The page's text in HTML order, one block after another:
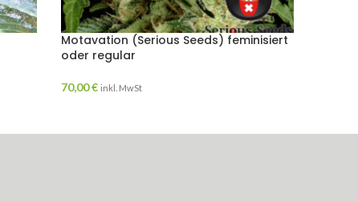
Motavation (Serious Seeds) feminisiert
oder regular
70,00€ inkl. MwSt